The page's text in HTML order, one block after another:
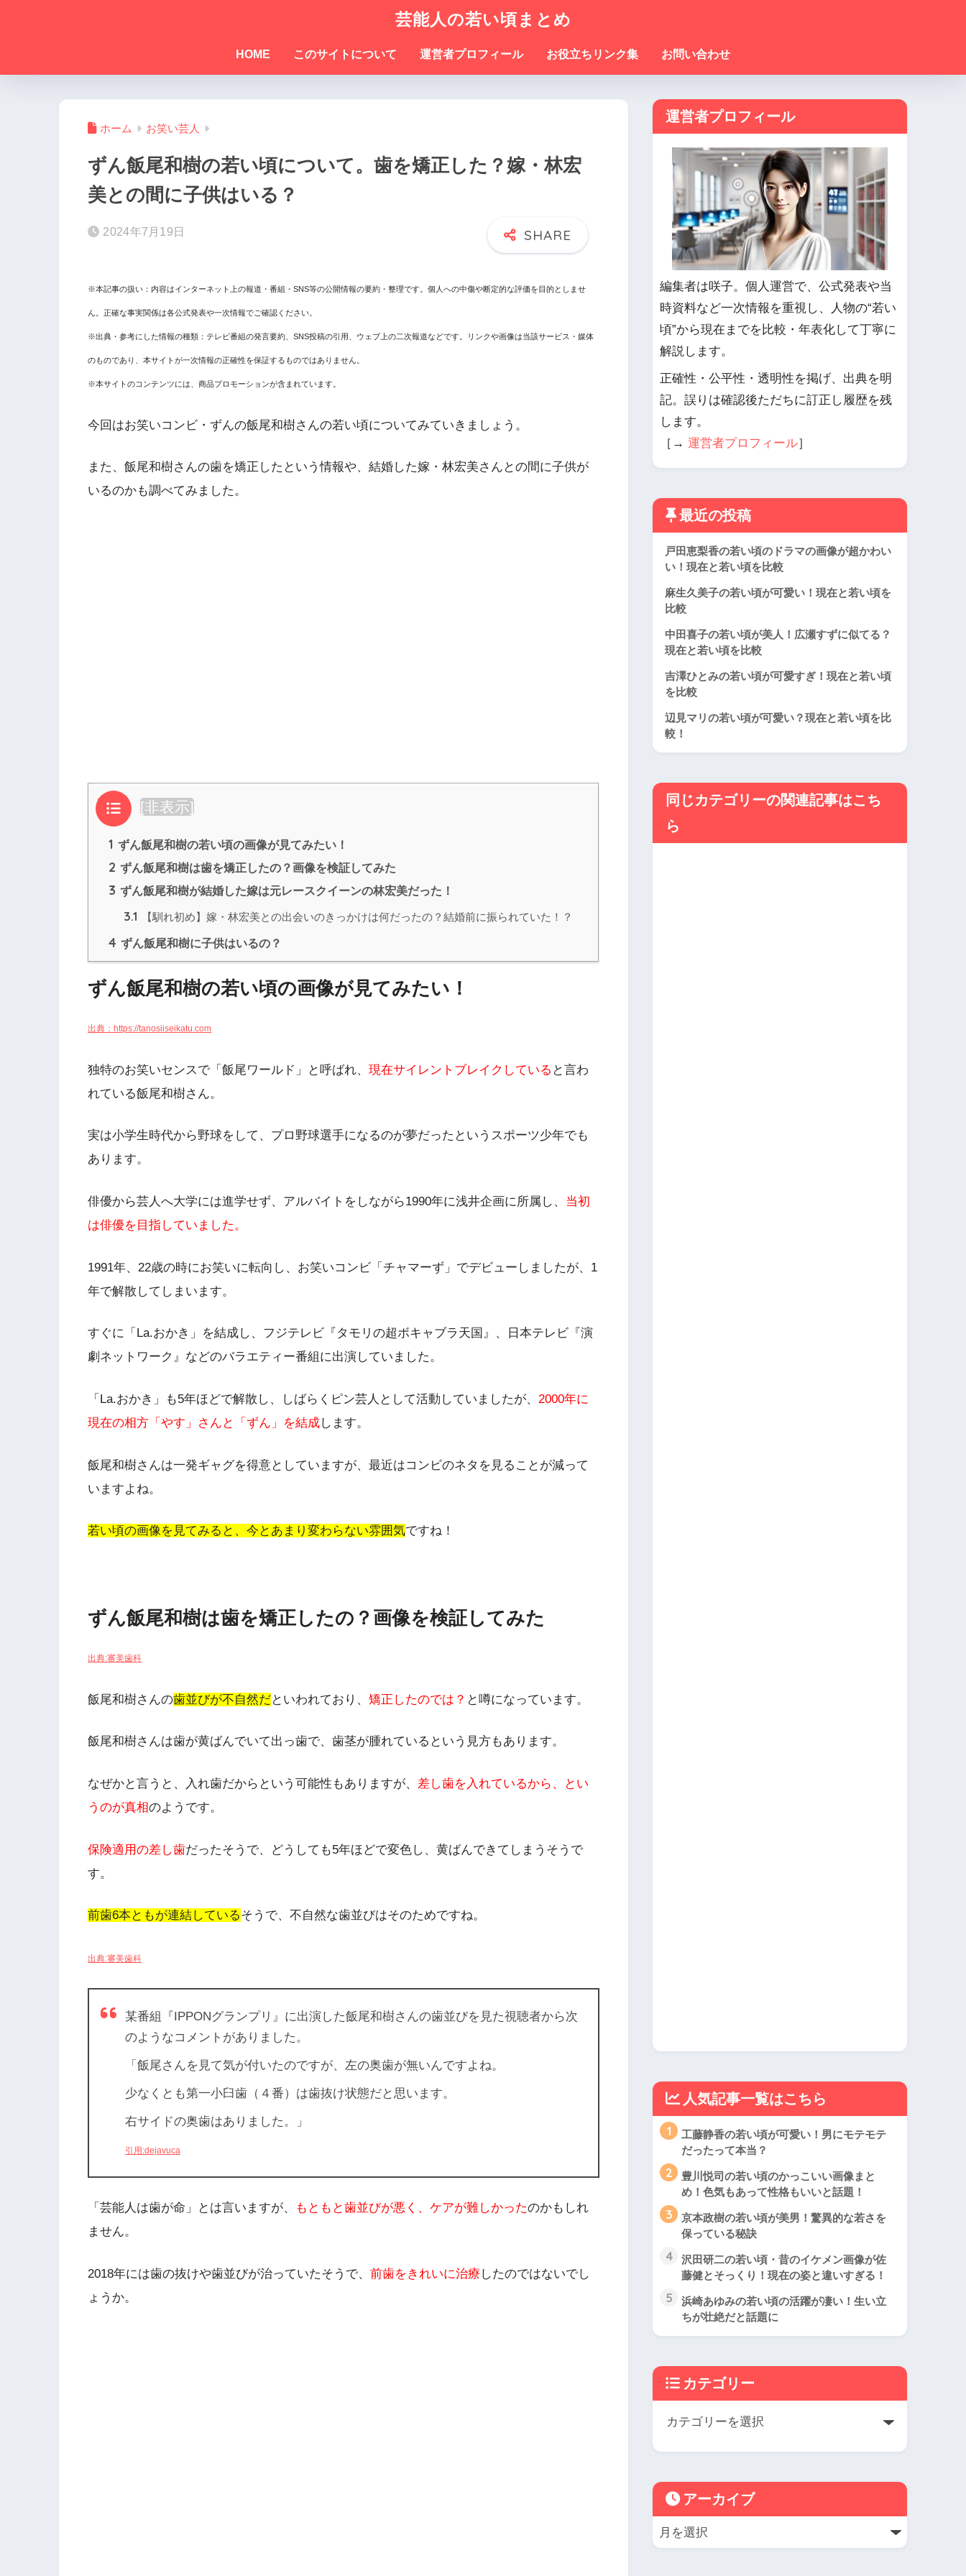
芸能人の若い頃まとめ
HOME このサイトについて 運営者プロフィール お役立ちリンク集 お問い合わせ
ホーム お笑い芸人
ずん飯尾和樹の若い頃について。歯を矯正した？嫁・林宏
美との間に子供はいる？
2024年7月19日
※本記事の扱い：内容はインターネット上の報道・番組・SNS等の公開情報の要約・整理です。個人への中傷や断定的な評価を目的としませ
ん。正確な事実関係は各公式発表や一次情報でご確認ください。
※出典・参考にした情報の種類：テレビ番組の発言要約、SNS投稿の引用、ウェブ上の二次報道などです。リンクや画像は当該サービス・媒体
のものであり、本サイトが一次情報の正確性を保証するものではありません。
※本サイトのコンテンツには、商品プロモーションが含まれています。
今回はお笑いコンビ・ずんの飯尾和樹さんの若い頃についてみていきましょう。
また、飯尾和樹さんの歯を矯正したという情報や、結婚した嫁・林宏美さんとの間に子供が
いるのかも調べてみました。
目次 [非表示]
1 ずん飯尾和樹の若い頃の画像が見てみたい！
2 ずん飯尾和樹は歯を矯正したの？画像を検証してみた
3 ずん飯尾和樹が結婚した嫁は元レースクイーンの林宏美だった！
3.1 【馴れ初め】嫁・林宏美との出会いのきっかけは何だったの？結婚前に振られていた！？
4 ずん飯尾和樹に子供はいるの？
ずん飯尾和樹の若い頃の画像が見てみたい！
出典：https://tanosiiseikatu.com
独特のお笑いセンスで「 飯尾ワールド」 と呼ばれ、 現在サイレントブレイクしている と言わ
れている飯尾和樹さん。
実は小学生時代から野球をして、プロ野球選手になるのが夢だったというスポーツ少年でも
あります。
俳優から芸人へ大学には進学せず、アルバイトをしながら1990年に浅井企画に所属し、 当初
は俳優を目指していました。
1991年、22歳の時にお笑いに転向し、お笑いコンビ「チャマーず」でデビューしましたが、1
年で解散してしまいます。
すぐに「La.おかき」を結成し、フジテレビ『タモリの超ボキャブラ天国』、日本テレビ『演
劇ネットワーク』などのバラエティー番組に出演していました。
「La.おかき」も5年ほどで解散し、しばらくピン芸人として活動していましたが、 2000年に
現在の相方「やす」さんと「ずん」を結成します。
飯尾和樹さんは一発ギャグを得意としていますが、最近はコンビのネタを見ることが減って
いますよね。
若い頃の画像を見てみると、今とあまり変わらない雰囲気ですね！
ずん飯尾和樹は歯を矯正したの？画像を検証してみた
出典:審美歯科
飯尾和樹さんの歯並びが不自然だといわれており、 矯正したのでは？ と噂になっています。
飯尾和樹さんは歯が黄ばんでいて出っ歯で、歯茎が腫れているという見方もあります。
なぜかと言うと、入れ歯だからという可能性もありますが、 差し歯を入れているから、とい
うのが真相のようです。
保険適用の差し歯だったそうで、どうしても5年ほどで変色し、黄ばんできてしまうそうで
す。
前歯6本ともが連結しているそうで、不自然な歯並びはそのためですね。
出典:審美歯科
某番組『IPPONグランプリ』に出演した飯尾和樹さんの歯並びを見た視聴者から次
のようなコメントがありました。
「飯尾さんを見て気が付いたのですが、左の奥歯が無いんですよね。
少なくとも第一小臼歯（４番）は歯抜け状態だと思います。
右サイドの奥歯はありました。」
引用:dejavuca
「芸能人は歯が命」とは言いますが、 もともと歯並びが悪く、ケアが難しかったのかもしれ
ません。
2018年には歯の抜けや歯並びが治っていたそうで、 前歯をきれいに治療 したのではないでし
ょうか。
運営者プロフィール
編集者は咲子。個人運営で、公式発表や当
時資料など一次情報を重視し、人物の“若い
頃”から現在までを比較・年表化して丁寧に
解説します。
正確性・公平性・透明性を掲げ、出典を明
記。誤りは確認後ただちに訂正し履歴を残
します。
［→ 運営者プロフィール］
最近の投稿
戸田恵梨香の若い頃のドラマの画像が超かわい
い！現在と若い頃を比較
麻生久美子の若い頃が可愛い！現在と若い頃を
比較
中田喜子の若い頃が美人！広瀬すずに似てる？
現在と若い頃を比較
吉澤ひとみの若い頃が可愛すぎ！現在と若い頃
を比較
辺見マリの若い頃が可愛い？現在と若い頃を比
較！
同じカテゴリーの関連記事はこち
ら
人気記事一覧はこちら
1
工藤静香の若い頃が可愛い！男にモテモテ
だったって本当？
2
豊川悦司の若い頃のかっこいい画像まと
め！色気もあって性格もいいと話題！
3
京本政樹の若い頃が美男！驚異的な若さを
保っている秘訣
4
沢田研二の若い頃・昔のイケメン画像が佐
藤健とそっくり！現在の姿と違いすぎる！
5
浜崎あゆみの若い頃の活躍が凄い！生い立
ちが壮絶だと話題に
カテゴリー
アーカイブ